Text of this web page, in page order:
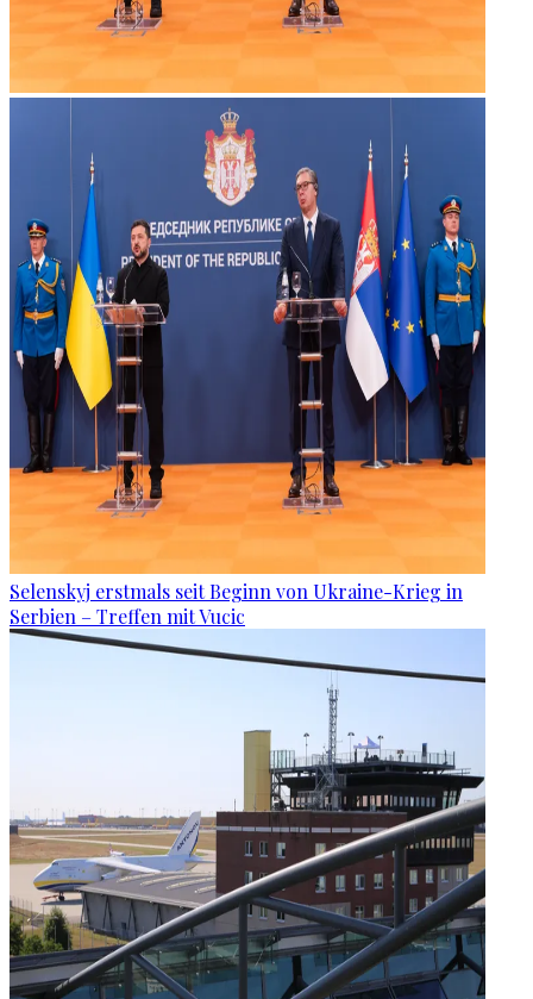
Selenskyj erstmals seit Beginn von Ukraine-Krieg in
Serbien – Treffen mit Vucic